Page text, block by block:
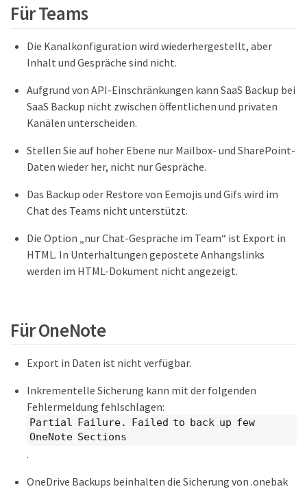
Für Teams
Die Kanalkonfiguration wird wiederhergestellt, aber
Inhalt und Gespräche sind nicht.
Aufgrund von API-Einschränkungen kann SaaS Backup bei
SaaS Backup nicht zwischen öffentlichen und privaten
Kanälen unterscheiden.
Stellen Sie auf hoher Ebene nur Mailbox- und SharePoint-
Daten wieder her, nicht nur Gespräche.
Das Backup oder Restore von Eemojis und Gifs wird im
Chat des Teams nicht unterstützt.
Die Option „nur Chat-Gespräche im Team“ ist Export in
HTML. In Unterhaltungen gepostete Anhangslinks
werden im HTML-Dokument nicht angezeigt.
Für OneNote
Export in Daten ist nicht verfügbar.
Inkrementelle Sicherung kann mit der folgenden
Fehlermeldung fehlschlagen:
Partial Failure. Failed to back up few
OneNote Sections
.
OneDrive Backups beinhalten die Sicherung von .onebak